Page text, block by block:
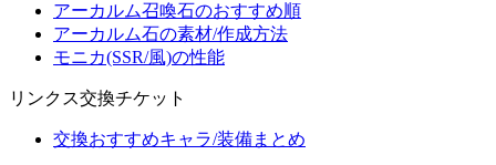
アーカルム召喚石のおすすめ順
アーカルム石の素材/作成方法
モニカ(SSR/風)の性能
リンクス交換チケット
交換おすすめキャラ/装備まとめ